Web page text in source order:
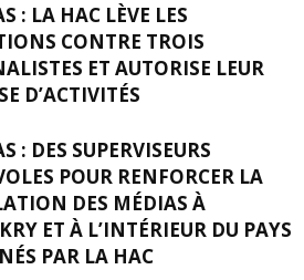
: LA HAC LÈVE LES
CONTRE TROIS
ET AUTORISE LEUR
D’ACTIVITÉS
: DES SUPERVISEURS
POUR RENFORCER LA
DES MÉDIAS À
ET À L’INTÉRIEUR DU PAYS
PAR LA HAC